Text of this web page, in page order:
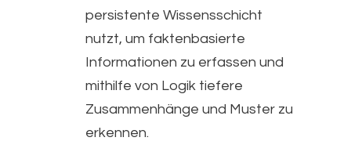
persistente Wissensschicht
nutzt, um faktenbasierte
Informationen zu erfassen und
mithilfe von Logik tiefere
Zusammenhänge und Muster zu
erkennen.